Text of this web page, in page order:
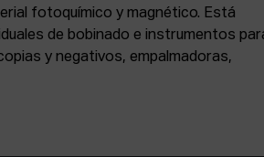
fotoquímico y magnético. Está
de bobinado e instrumentos
y negativos, empalmadoras,
de laboratorio para materiales